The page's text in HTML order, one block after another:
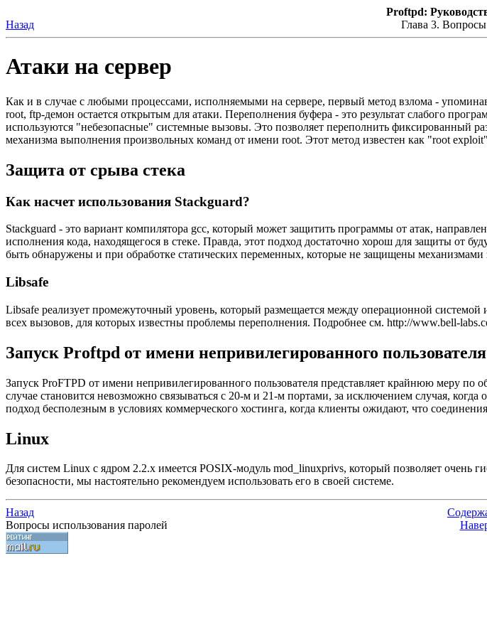
Proftpd:
Назад
Глава 3. Вопросы
Атаки на сервер
Как и в случае с любыми процессами, исполняемыми на сервере, первый метод взлома -
root, ftp-демон остается открытым для атаки. Переполнения буфера - это результат слабого
используются "небезопасные" системные вызовы. Это позволяет переполнить фиксированный
механизма выполнения произвольных команд от имени root. Этот метод известен как "root
Защита от срыва стека
Как насчет использования Stackguard?
Stackguard - это вариант компилятора gcc, который может защитить программы от атак,
исполнения кода, находящегося в стеке. Правда, этот подход достаточно хорош для защиты от
быть обнаружены и при обработке статических переменных, которые не защищены механизмами
Libsafe
Libsafe реализует промежуточный уровень, который размещается между операционной
всех вызовов, для которых известны проблемы переполнения. Подробнее см. http://www.bell-
Запуск Proftpd от имени непривилегированного пользователя
Запуск ProFTPD от имени непривилегированного пользователя представляет крайнюю меру по
случае становится невозможно связываться с 20-м и 21-м портами, за исключением случая,
подход бесполезным в условиях коммерческого хостинга, когда клиенты ожидают, что
Linux
Для систем Linux с ядром 2.2.x имеется POSIX-модуль mod_linuxprivs, который позволяет очень
безопасности, мы настоятельно рекомендуем использовать его в своей системе.
Назад
Вопросы использования паролей